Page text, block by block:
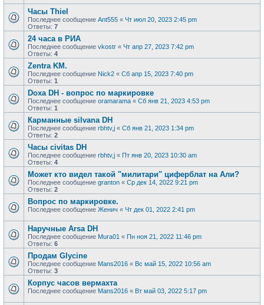
Часы Thiel
Последнее сообщение Ant555 « Чт июл 20, 2023 2:45 pm
Ответы: 7
24 часа в РИА
Последнее сообщение vkostr « Чт апр 27, 2023 7:42 pm
Ответы: 4
Zentra KM.
Последнее сообщение Nick2 « Сб апр 15, 2023 7:40 pm
Ответы: 1
Doxa DH - вопрос по маркировке
Последнее сообщение oramarama « Сб янв 21, 2023 4:53 pm
Ответы: 1
Карманные silvana DH
Последнее сообщение rbhtv,j « Сб янв 21, 2023 1:34 pm
Ответы: 2
Часы civitas DH
Последнее сообщение rbhtv,j « Пт янв 20, 2023 10:30 am
Ответы: 4
Может кто видел такой "милитари" циферблат на Али?
Последнее сообщение granton « Ср дек 14, 2022 9:21 pm
Ответы: 2
Вопрос по маркировке.
Последнее сообщение Женич « Чт дек 01, 2022 2:41 pm
Наручные Arsa DH
Последнее сообщение Mura01 « Пн ноя 21, 2022 11:46 pm
Ответы: 6
Продам Glycine
Последнее сообщение Mans2016 « Вс май 15, 2022 10:56 am
Ответы: 3
Корпус часов вермахта
Последнее сообщение Mans2016 « Вт май 03, 2022 5:17 pm